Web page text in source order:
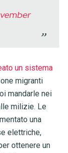
un sistema
migranti
mandarle nei
milizie. Le
una
elettriche,
ottenere un